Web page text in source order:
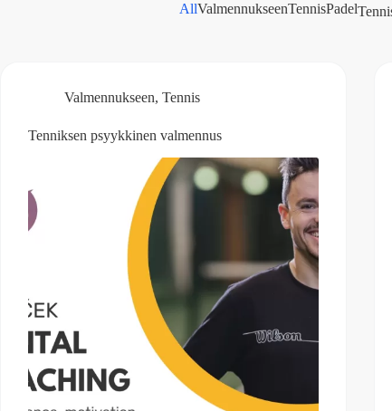
AllValmennukseenTennisPadel
Valmennukseen, Tennis
Tenniksen psyykkinen valmennus